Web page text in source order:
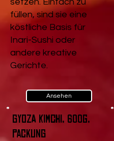
füllen, sind sie eine
köstliche Basis für
Inari-Sushi oder
andere kreative
Gerichte.
Ansehen
Gyoza Kimchi, 600g,
Packung